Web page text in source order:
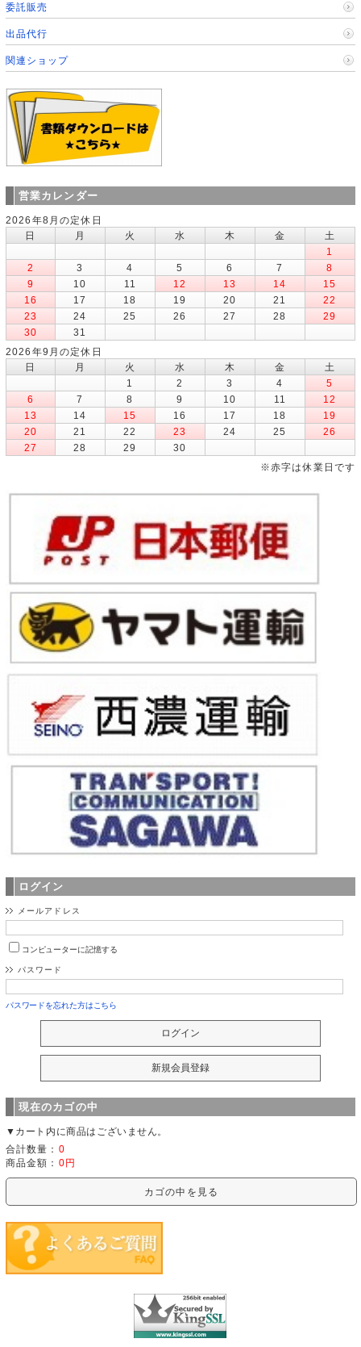
委託販売
出品代行
関連ショップ
営業カレンダー
2026年8月の定休日
日
月 火 水 木 金
土
1
2
3 4 5 6 7
8
9
10 11 12 13 14
15
16
17 18 19 20 21
22
23
24 25 26 27 28
29
30
31
2026年9月の定休日
日
月 火 水 木 金
土
1
2 3 4
5
6
7 8 9 10 11
12
13
14 15 16 17 18
19
20
21 22 23 24 25
26
27
28 29
30
※赤字は休業日です
ログイン
メールアドレス
コンピューターに記憶する
パスワード
パスワードを忘れた方はこちら
現在のカゴの中
▼カート内に商品はございません。
合計数量： 0
商品金額： 0円
カゴの中を見る